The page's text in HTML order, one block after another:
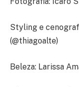
Styling e
(@thiagoalte)
Beleza: Larissa